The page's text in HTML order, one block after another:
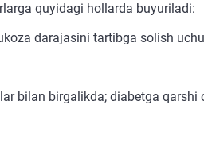
quyidagi hollarda buyuriladi:
darajasini tartibga solish
bilan birgalikda; diabetga